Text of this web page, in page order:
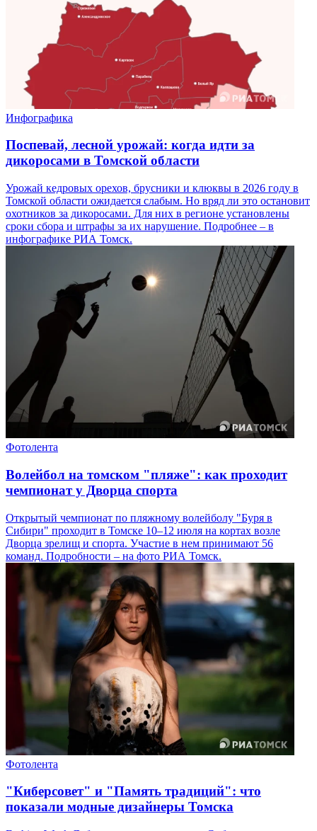
Инфографика
Поспевай, лесной урожай: когда идти за
дикоросами в Томской области
Урожай кедровых орехов, брусники и клюквы в 2026 году в
Томской области ожидается слабым. Но вряд ли это остановит
охотников за дикоросами. Для них в регионе установлены
сроки сбора и штрафы за их нарушение. Подробнее – в
инфографике РИА Томск.
Фотолента
Волейбол на томском "пляже": как проходит
чемпионат у Дворца спорта
Открытый чемпионат по пляжному волейболу "Буря в
Сибири" проходит в Томске 10–12 июля на кортах возле
Дворца зрелищ и спорта. Участие в нем принимают 56
команд. Подробности – на фото РИА Томск.
Фотолента
"Киберсовет" и "Память традиций": что
показали модные дизайнеры Томска